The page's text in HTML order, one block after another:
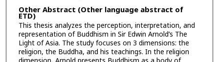
Other Abstract (Other language abstract of
ETD)
This thesis analyzes the perception, interpretation, and
representation of Buddhism in Sir Edwin Arnold’s The
Light of Asia. The study focuses on 3 dimensions: the
religion, the Buddha, and his teachings. In the religion